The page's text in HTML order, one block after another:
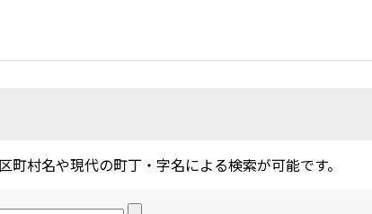
町村名や現代の町丁・字名による検索が可能です。